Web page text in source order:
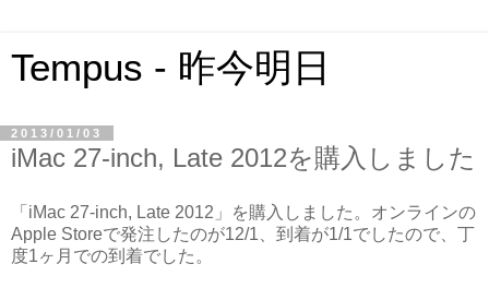
Tempus - 昨今明日
2013/01/03
iMac 27-inch, Late 2012を購入しました
「iMac 27-inch, Late 2012」を購入しました。オンラインの
Apple Storeで発注したのが12/1、到着が1/1でしたので、丁
度1ヶ月での到着でした。